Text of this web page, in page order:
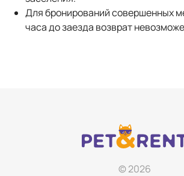
Для бронирований совершенных
часа до заезда возврат
© 2026